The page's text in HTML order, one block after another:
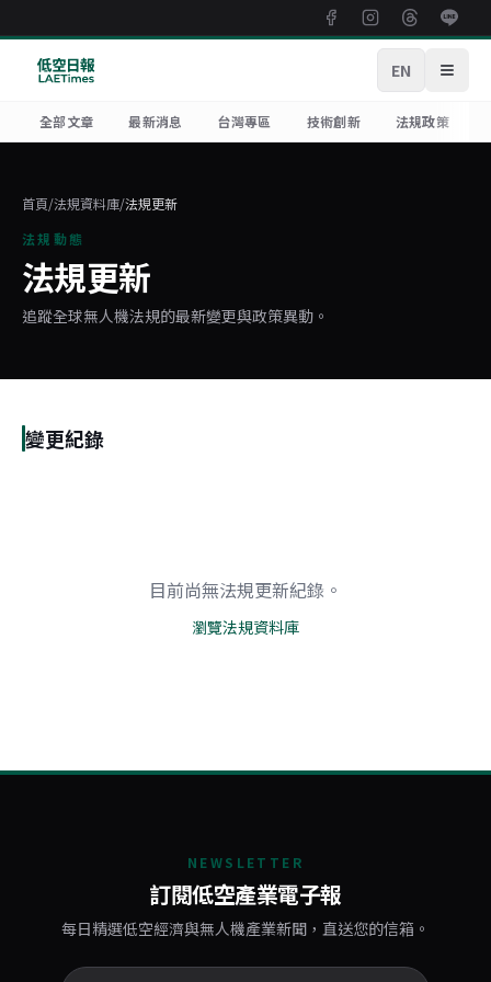
EN 開啟
全部文章 最新消息 台灣專區 技術創新 法規政策
首頁/法規資料庫/法規更新
法規動態
法規更新
追蹤全球無人機法規的最新變更與政策異動。
變更紀錄
目前尚無法規更新紀錄。
瀏覽法規資料庫
NEWSLETTER
訂閱低空產業電子報
每日精選低空經濟與無人機產業新聞，直送您的信箱。